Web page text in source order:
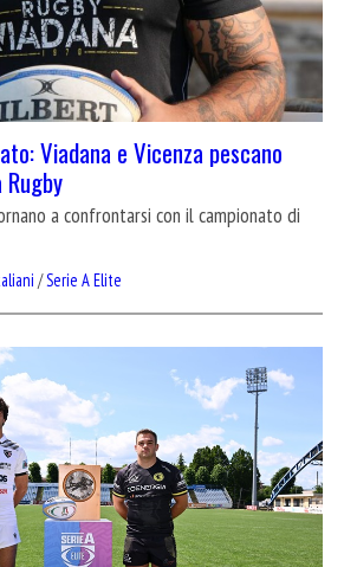
Viadana e Vicenza pescano
a confrontarsi con il campionato di
/Serie A Elite